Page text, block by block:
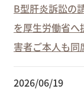
B型肝炎訴訟の
を厚生労働省
害者ご本人も同
2026/06/19